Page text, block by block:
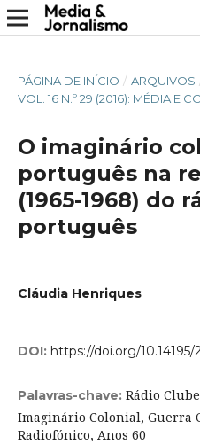
PÁGINA DE INÍCIO / ARQUIVOS
VOL. 16 N.º 29 (2016): MÉDIA E
O imaginário
português na
(1965-1968) do
português
Cláudia Henriques
DOI: https://doi.org/10.14195/
Palavras-chave: Rádio
Imaginário Colonial, Guerra
Radiofónico, Anos 60